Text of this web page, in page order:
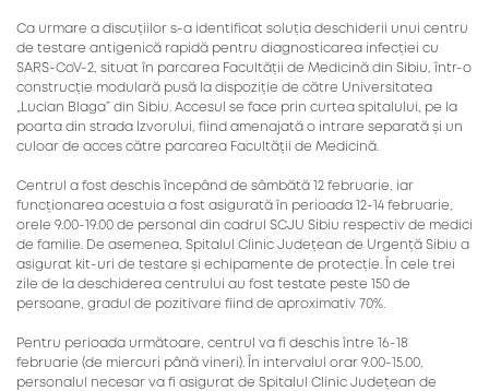
Ca urmare a discuțiilor s-a identificat soluția deschiderii unui centru
de testare antigenică rapidă pentru diagnosticarea infecției cu
SARS-CoV-2, situat în parcarea Facultății de Medicină din Sibiu, într-o
construcție modulară pusă la dispoziție de către Universitatea
„Lucian Blaga” din Sibiu. Accesul se face prin curtea spitalului, pe la
poarta din strada Izvorului, fiind amenajată o intrare separată și un
culoar de acces către parcarea Facultății de Medicină.
Centrul a fost deschis începând de sâmbătă 12 februarie, iar
funcționarea acestuia a fost asigurată în perioada 12-14 februarie,
orele 9.00-19.00 de personal din cadrul SCJU Sibiu respectiv de medici
de familie. De asemenea, Spitalul Clinic Județean de Urgență Sibiu a
asigurat kit-uri de testare și echipamente de protecție. În cele trei
zile de la deschiderea centrului au fost testate peste 150 de
persoane, gradul de pozitivare fiind de aproximativ 70%.
Pentru perioada următoare, centrul va fi deschis între 16-18
februarie (de miercuri până vineri). În intervalul orar 9.00-15.00,
personalul necesar va fi asigurat de Spitalul Clinic Județean de